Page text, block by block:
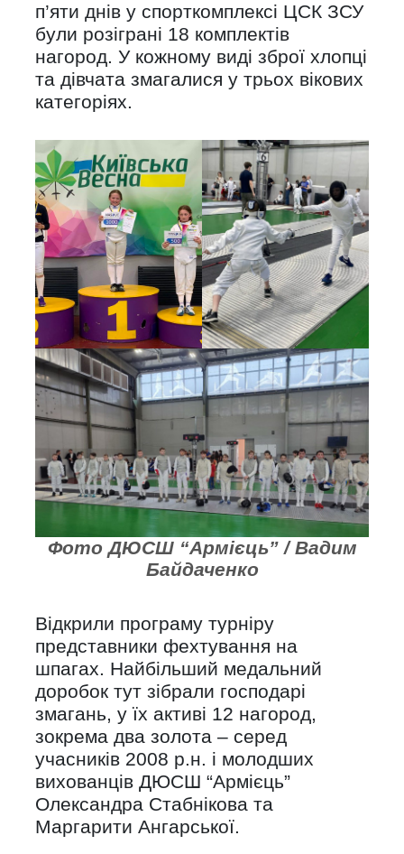
п’яти днів у спорткомплексі ЦСК ЗСУ
були розіграні 18 комплектів
нагород. У кожному виді зброї хлопці
та дівчата змагалися у трьох вікових
категоріях.
Фото ДЮСШ “Армієць” / Вадим
Байдаченко
Відкрили програму турніру
представники фехтування на
шпагах. Найбільший медальний
доробок тут зібрали господарі
змагань, у їх активі 12 нагород,
зокрема два золота – серед
учасників 2008 р.н. і молодших
вихованців ДЮСШ “Армієць”
Олександра Стабнікова та
Маргарити Ангарської.